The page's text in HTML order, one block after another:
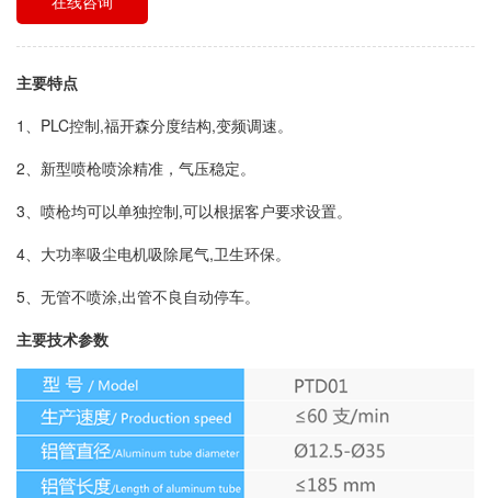
主要特点
1、PLC控制,福开森分度结构,变频调速。
2、新型喷枪喷涂精准，气压稳定。
3、喷枪均可以单独控制,可以根据客户要求设置。
4、大功率吸尘电机吸除尾气,卫生环保。
5、无管不喷涂,出管不良自动停车。
主要技术参数